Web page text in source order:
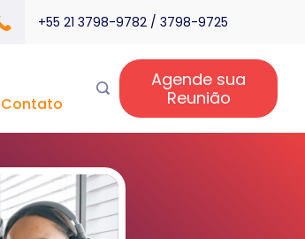
+55 21 3798-9782 / 3798-9725
Contato
Agende sua
Reunião